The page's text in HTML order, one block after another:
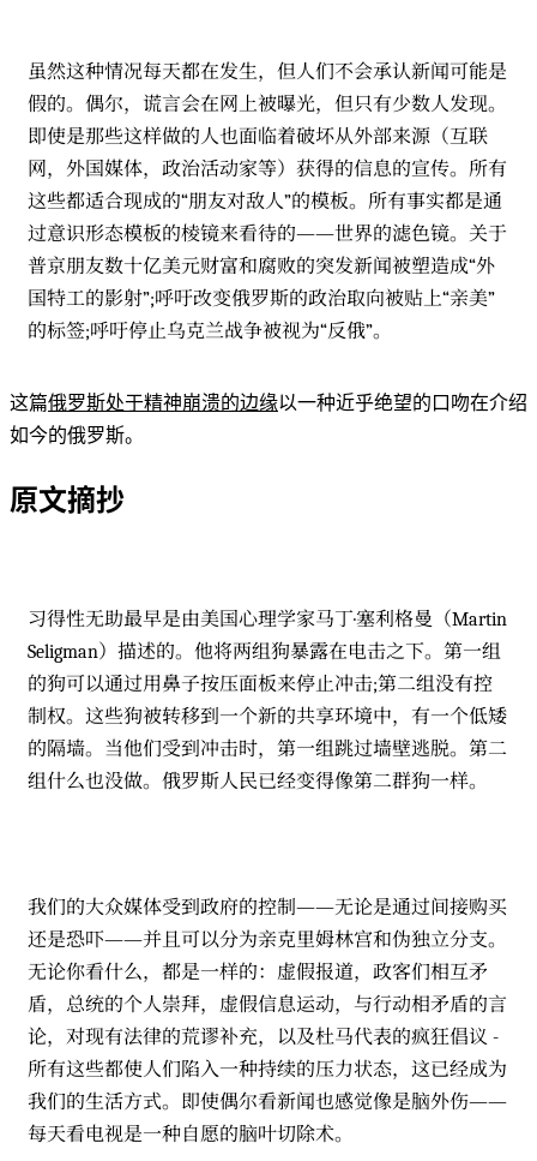
虽然这种情况每天都在发生，但人们不会承认新闻可能是
假的。偶尔，谎言会在网上被曝光，但只有少数人发现。
即使是那些这样做的人也面临着破坏从外部来源（互联
网，外国媒体，政治活动家等）获得的信息的宣传。所有
这些都适合现成的“朋友对敌人”的模板。所有事实都是通
过意识形态模板的棱镜来看待的——世界的滤色镜。关于
普京朋友数十亿美元财富和腐败的突发新闻被塑造成“外
国特工的影射”;呼吁改变俄罗斯的政治取向被贴上“亲美”
的标签;呼吁停止乌克兰战争被视为“反俄”。
这篇俄罗斯处于精神崩溃的边缘以一种近乎绝望的口吻在介绍
如今的俄罗斯。
原文摘抄
习得性无助最早是由美国心理学家马丁·塞利格曼（Martin
Seligman）描述的。他将两组狗暴露在电击之下。第一组
的狗可以通过用鼻子按压面板来停止冲击;第二组没有控
制权。这些狗被转移到一个新的共享环境中，有一个低矮
的隔墙。当他们受到冲击时，第一组跳过墙壁逃脱。第二
组什么也没做。俄罗斯人民已经变得像第二群狗一样。
我们的大众媒体受到政府的控制——无论是通过间接购买
还是恐吓——并且可以分为亲克里姆林宫和伪独立分支。
无论你看什么，都是一样的：虚假报道，政客们相互矛
盾，总统的个人崇拜，虚假信息运动，与行动相矛盾的言
论，对现有法律的荒谬补充，以及杜马代表的疯狂倡议 -
所有这些都使人们陷入一种持续的压力状态，这已经成为
我们的生活方式。即使偶尔看新闻也感觉像是脑外伤——
每天看电视是一种自愿的脑叶切除术。